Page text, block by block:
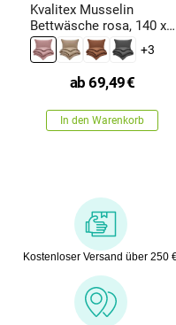
Kvalitex Musselin
Bettwäsche rosa, 140 x
200 cm,
+3
ab 69,49€
In den Warenkorb
Kostenloser Versand über 250